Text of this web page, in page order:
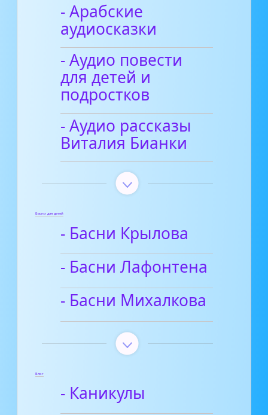
- Арабские
аудиосказки
- Аудио повести
для детей и
подростков
- Аудио рассказы
Виталия Бианки
Басни для детей
- Басни Крылова
- Басни Лафонтена
- Басни Михалкова
Блог
- Каникулы